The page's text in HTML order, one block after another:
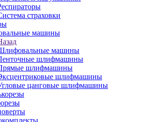
страховки
машины
машины
шлифмашины
шлифмашины
шлифмашины
цанговые шлифмашины